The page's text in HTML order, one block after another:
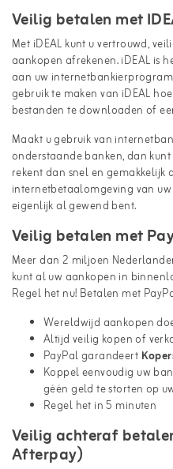
Veilig betalen met
Met iDEAL kunt u vertrouwd,
aankopen afrekenen. iDEAL is
aan uw
gebruik te maken van iDEAL
bestanden te downloaden of
Maakt u gebruik van
onderstaande banken, dan
rekent dan snel en gemakkelijk
internetbetaalomgeving van
eigenlijk al gewend bent.
Veilig betalen met
Meer dan 2 miljoen
kunt al uw aankopen in
Regel het nu! Betalen met
Wereldwijd aankopen
Altijd veilig kopen of
PayPal garandeert
Koppel eenvoudig uw
géén geld te storten op
Regel het in 5 minuten
Veilig achteraf
Afterpay)